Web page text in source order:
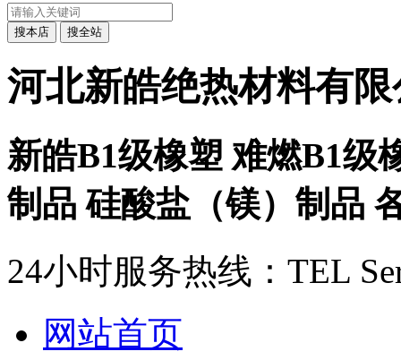
河北新皓绝热材料有
新皓B1级橡塑 难燃B1级
制品 硅酸盐（镁）制品
24小时服务热线： TEL
网站首页